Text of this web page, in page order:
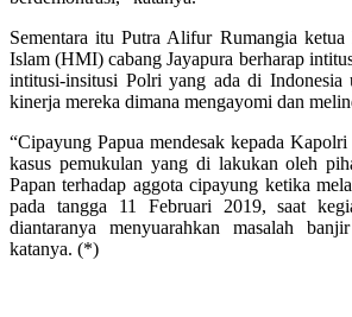
Sementara itu Putra Alifur Rumangia ketua
Islam (HMI) cabang Jayapura berharap
intitusi-insitusi Polri yang ada di Indonesia
kinerja mereka dimana mengayomi dan
“Cipayung Papua mendesak kepada
kasus pemukulan yang di lakukan oleh
Papan terhadap aggota cipayung ketika
pada tangga 11 Februari 2019, saat
diantaranya menyuarahkan masalah
katanya. (*)